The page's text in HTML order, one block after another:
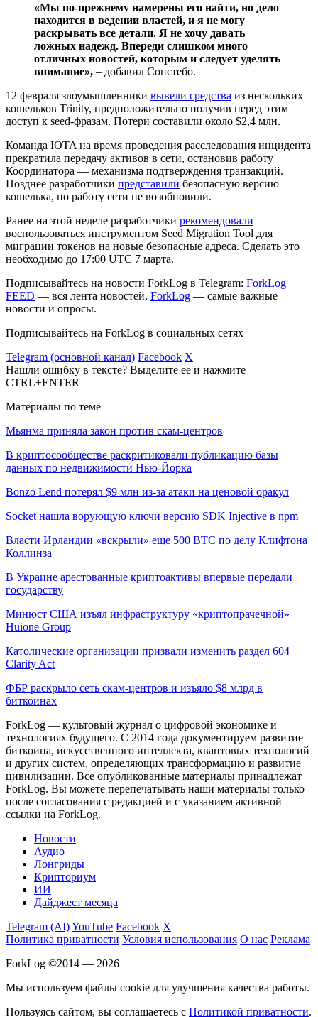
«Мы по-прежнему намерены его найти, но дело
находится в ведении властей, и я не могу
раскрывать все детали. Я не хочу давать
ложных надежд. Впереди слишком много
отличных новостей, которым и следует уделять
внимание», – добавил Сонстебо.
12 февраля злоумышленники вывели средства из нескольких
кошельков Trinity, предположительно получив перед этим
доступ к seed-фразам. Потери составили около $2,4 млн.
Команда IOTA на время проведения расследования инцидента
прекратила передачу активов в сети, остановив работу
Координатора — механизма подтверждения транзакций.
Позднее разработчики представили безопасную версию
кошелька, но работу сети не возобновили.
Ранее на этой неделе разработчики рекомендовали
воспользоваться инструментом Seed Migration Tool для
миграции токенов на новые безопасные адреса. Сделать это
необходимо до 17:00 UTC 7 марта.
Подписывайтесь на новости ForkLog в Telegram: ForkLog
FEED — вся лента новостей, ForkLog — самые важные
новости и опросы.
Подписывайтесь на ForkLog в социальных сетях
Telegram (основной канал) Facebook X
Нашли ошибку в тексте? Выделите ее и нажмите
CTRL+ENTER
Материалы по теме
Мьянма приняла закон против скам-центров
В криптосообществе раскритиковали публикацию базы
данных по недвижимости Нью-Йорка
Bonzo Lend потерял $9 млн из-за атаки на ценовой оракул
Socket нашла ворующую ключи версию SDK Injective в npm
Власти Ирландии «вскрыли» еще 500 BTC по делу Клифтона
Коллинза
В Украине арестованные криптоактивы впервые передали
государству
Минюст США изъял инфраструктуру «криптопрачечной»
Huione Group
Католические организации призвали изменить раздел 604
Clarity Act
ФБР раскрыло сеть скам-центров и изъяло $8 млрд в
биткоинах
ForkLog — культовый журнал о цифровой экономике и
технологиях будущего. С 2014 года документируем развитие
биткоина, искусственного интеллекта, квантовых технологий
и других систем, определяющих трансформацию и развитие
цивилизации. Все опубликованные материалы принадлежат
ForkLog. Вы можете перепечатывать наши материалы только
после согласования с редакцией и с указанием активной
ссылки на ForkLog.
Новости
Аудио
Лонгриды
Крипториум
ИИ
Дайджест месяца
Telegram (AI)YouTube Facebook X
Политика приватности Условия использования О нас Реклама
ForkLog ©2014 — 2026
Мы используем файлы cookie для улучшения качества работы.
Пользуясь сайтом, вы соглашаетесь с Политикой приватности.